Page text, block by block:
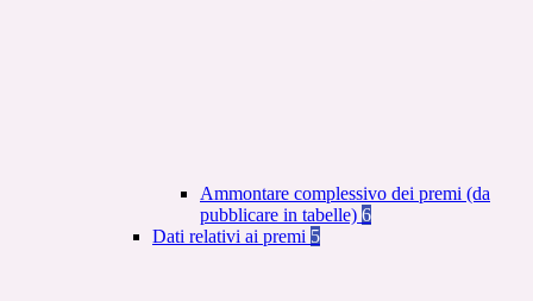
Ammontare complessivo dei premi (da
pubblicare in tabelle) 6
Dati relativi ai premi 5